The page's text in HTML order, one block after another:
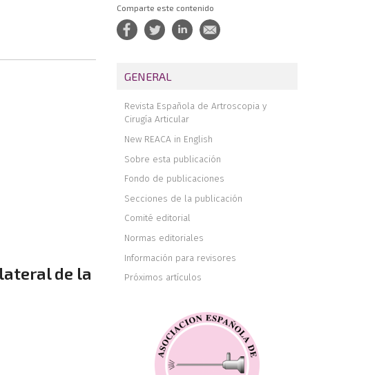
de la
Comparte este contenido
GENERAL
Revista Española de Artroscopia y
Cirugía Articular
New REACA in English
Sobre esta publicación
Fondo de publicaciones
Secciones de la publicación
Comité editorial
Normas editoriales
Información para revisores
Próximos artículos